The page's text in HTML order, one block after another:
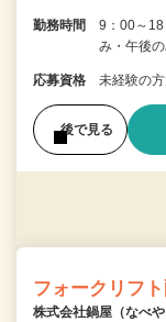
勤務時間
9：00～
み・午後
応募資格 未経験の方
後で見る
フォークリフ
株式会社鍋屋（なべ